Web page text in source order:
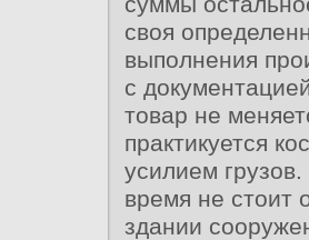
своя
выполнения
с
товар не
практикуется
усилием
время не стоит
здании